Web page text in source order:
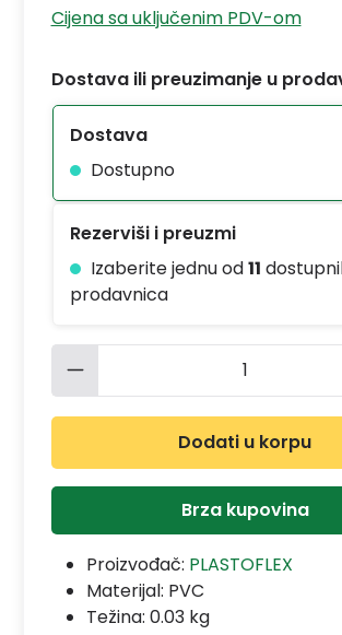
Cijena sa uključenim PDV-om
Dostava ili preuzimanje u
Dostava
Dostupno
Rezerviši i preuzmi
Izaberite jednu od11
prodavnica
Količina proizvoda:
Dodati u korpu
Brza kupovina
Proizvođač: PLASTOFLEX
Materijal: PVC
Težina: 0.03 kg